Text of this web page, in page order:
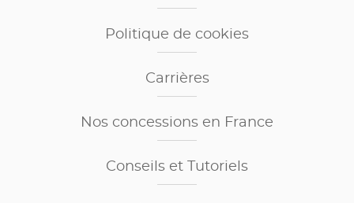
Politique de cookies
Carrières
Nos concessions en France
Conseils et Tutoriels